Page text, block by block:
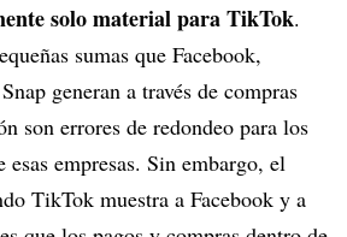
solo material para TikTok.
sumas que Facebook,
generan a través de compras
son errores de redondeo para los
esas empresas. Sin embargo, el
TikTok muestra a Facebook y a